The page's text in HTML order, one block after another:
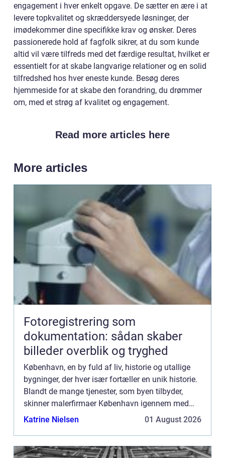
engagement i hver enkelt opgave. De sætter en ære i at
levere topkvalitet og skræddersyede løsninger, der
imødekommer dine specifikke krav og ønsker. Deres
passionerede hold af fagfolk sikrer, at du som kunde
altid vil være tilfreds med det færdige resultat, hvilket er
essentielt for at skabe langvarige relationer og en solid
tilfredshed hos hver eneste kunde. Besøg deres
hjemmeside for at skabe den forandring, du drømmer
om, med et strøg af kvalitet og engagement.
Read more articles here
More articles
Fotoregistrering som
dokumentation: sådan skaber
billeder overblik og tryghed
København, en by fuld af liv, historie og utallige
bygninger, der hver især fortæller en unik historie.
Blandt de mange tjenester, som byen tilbyder,
skinner malerfirmaer København igennem med
deres evne til at forvandle og ...
Katrine Nielsen 01 August 2026